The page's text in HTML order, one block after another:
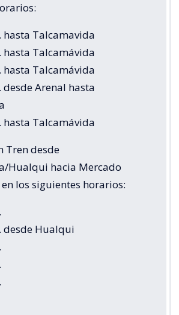
hasta Talcamavida
hasta Talcamávida
hasta Talcamávida
desde Arenal hasta
hasta Talcamávida
Tren desde
Hualqui hacia Mercado
los siguientes horarios:
desde Hualqui